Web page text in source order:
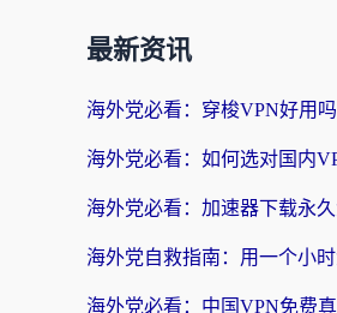
最新资讯